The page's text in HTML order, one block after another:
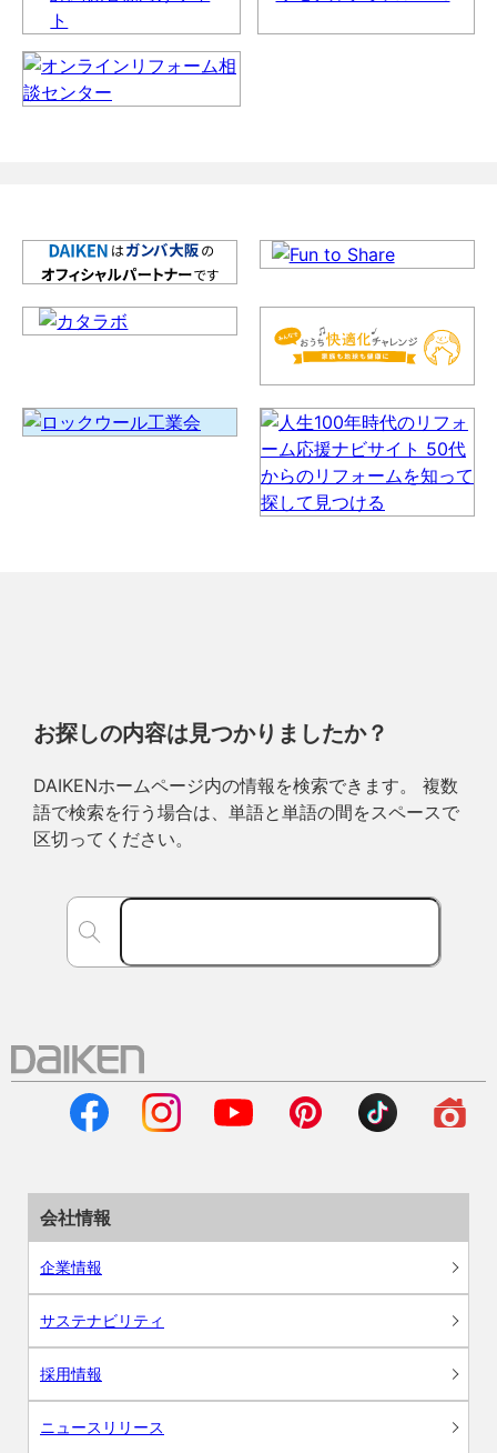
お探しの内容は見つかりましたか？
DAIKENホームページ内の情報を検索できます。 複数
語で検索を行う場合は、単語と単語の間をスペースで
区切ってください。
会社情報
企業情報
サステナビリティ
採用情報
ニュースリリース